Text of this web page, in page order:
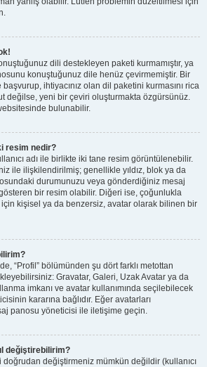
dili destekleyen paketi kurmamıştır, ya
konuştuğunuz dile henüz çevirmemiştir. Bir
ihtiyacınız olan dil paketini kurmasını rica
değilse, yeni bir çeviri oluşturmakta özgürsünüz.
bulunabilir.
resim nedir?
adı ile birlikte iki tane resim görüntülenebilir.
ile ilişkilendirilmiş; genellikle yıldız, blok ya da
durumunuzu veya gönderdiğiniz mesaj
bir resim olabilir. Diğeri ise, çoğunlukla
için kişisel ya da benzersiz, avatar olarak bilinen bir
“Profil” bölümünden şu dört farklı metottan
Gravatar, Galeri, Uzak Avatar ya da
imkanı ve avatar kullanımında seçilebilecek
kararına bağlıdır. Eğer avatarları
panosu yöneticisi ile iletişime geçin.
değiştirebilirim?
doğrudan değiştirmeniz mümkün değildir (kullanıcı